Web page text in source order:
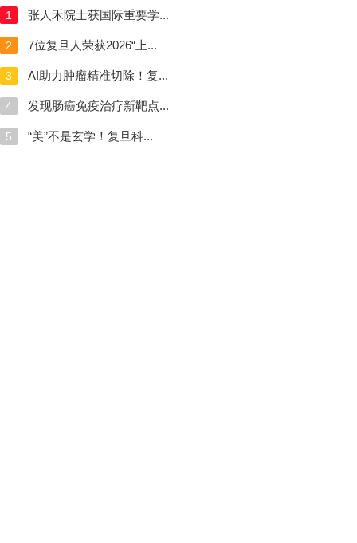
1 张人禾院士获国际重要学...
2 7位复旦人荣获2026“上...
3 AI助力肿瘤精准切除！复...
4 发现肠癌免疫治疗新靶点...
5 “美”不是玄学！复旦科...